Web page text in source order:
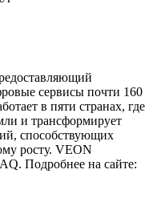
сервисы почти 160
в пяти странах, где
и трансформирует
способствующих
росту. VEON
Подробнее на сайте: